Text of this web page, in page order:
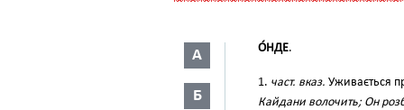
А
Б
О́НДЕ.
1. част. вказ. Уживається
Кайдани волочить; Он